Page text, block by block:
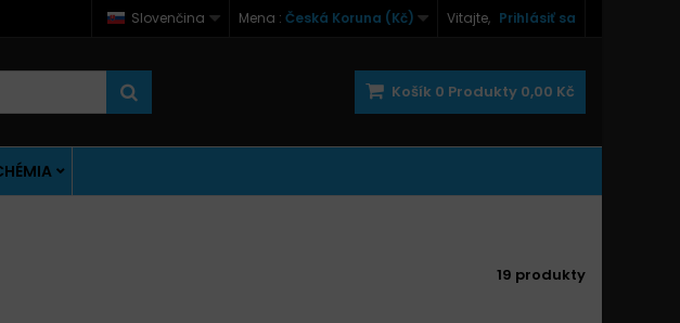
Vitajte, Prihlásiť sa
Mena : Česká Koruna (Kč)
Slovenčina
Košík 0 Produkty 0,00 Kč
19 produkty